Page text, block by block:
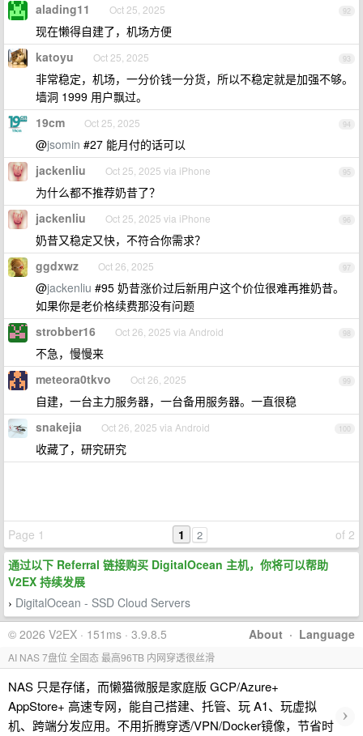
92
alading11 Oct 25, 2025
现在懒得自建了，机场方便
93
katoyu Oct 25, 2025
非常稳定，机场，一分价钱一分货，所以不稳定就是加强不够。
墙洞 1999 用户飘过。
94
19cm Oct 25, 2025
@jsomin #27 能月付的话可以
95
jackenliu Oct 25, 2025 via iPhone
为什么都不推荐奶昔了？
96
jackenliu Oct 25, 2025 via iPhone
奶昔又稳定又快，不符合你需求？
97
ggdxwz Oct 26, 2025
@jackenliu #95 奶昔涨价过后新用户这个价位很难再推奶昔。
如果你是老价格续费那没有问题
98
strobber16 Oct 26, 2025 via Android
不急，慢慢来
99
meteora0tkvo Oct 26, 2025
自建，一台主力服务器，一台备用服务器。一直很稳
100
snakejia Oct 26, 2025 via Android
收藏了，研究研究
Page 1 of 2
1 2
通过以下 Referral 链接购买 DigitalOcean 主机，你将可以帮助
V2EX 持续发展
› DigitalOcean - SSD Cloud Servers
About · Language
© 2026 V2EX · 151ms · 3.9.8.5
AI NAS 7盘位 全固态 最高96TB 内网穿透很丝滑
NAS 只是存储，而懒猫微服是家庭版 GCP/Azure+
AppStore+ 高速专网，能自己搭建、托管、玩 A1、玩虚拟
机、跨端分发应用。不用折腾穿透/VPN/Docker镜像，节省时
›